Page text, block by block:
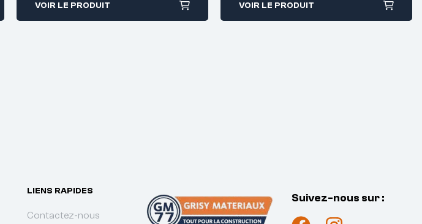
VOIR LE PRODUIT VOIR LE PRODUIT
LIENS RAPIDES
Contactez-nous
Suivez-nous sur :